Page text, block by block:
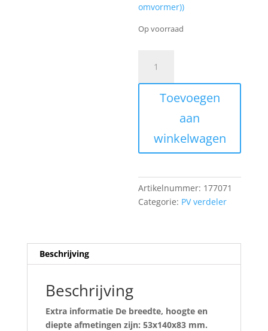
omvormer))
Op voorraad
installatiekast
modules
53x140x83
mm
aantal
Toevoegen
aan
winkelwagen
Artikelnummer: 177071
Categorie: PV verdeler
Beschrijving
Beschrijving
Extra informatie De breedte, hoogte en
diepte afmetingen zijn: 53x140x83 mm.